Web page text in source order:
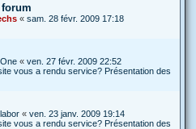
« sam. 28 févr. 2009 17:18
« ven. 27 févr. 2009 22:52
vous a rendu service? Présentation des
« ven. 23 janv. 2009 19:14
vous a rendu service? Présentation des